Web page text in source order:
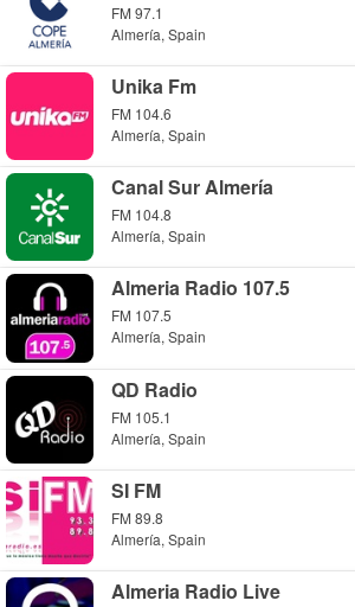
FM 97.1
Almería, Spain
Unika Fm
FM 104.6
Almería, Spain
Canal Sur Almería
FM 104.8
Almería, Spain
Almeria Radio 107.5
FM 107.5
Almería, Spain
QD Radio
FM 105.1
Almería, Spain
SI FM
FM 89.8
Almería, Spain
Almeria Radio Live